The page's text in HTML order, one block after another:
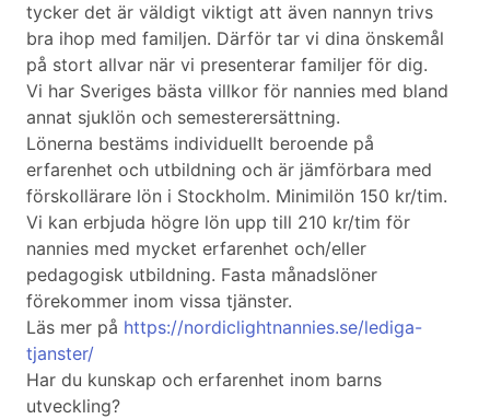
tycker det är väldigt viktigt att även nannyn trivs
bra ihop med familjen. Därför tar vi dina önskemål
på stort allvar när vi presenterar familjer för dig.
Vi har Sveriges bästa villkor för nannies med bland
annat sjuklön och semesterersättning.
Lönerna bestäms individuellt beroende på
erfarenhet och utbildning och är jämförbara med
förskollärare lön i Stockholm. Minimilön 150 kr/tim.
Vi kan erbjuda högre lön upp till 210 kr/tim för
nannies med mycket erfarenhet och/eller
pedagogisk utbildning. Fasta månadslöner
förekommer inom vissa tjänster.
Läs mer på https://nordiclightnannies.se/lediga-
tjanster/
Har du kunskap och erfarenhet inom barns
utveckling?